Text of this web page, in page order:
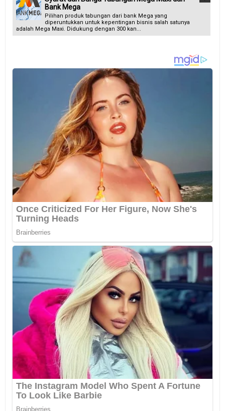
Bank Mega
Pilihan produk tabungan dari bank Mega yang
diperuntukkan untuk kepentingan bisnis salah satunya
adalah Mega Maxi. Didukung dengan 300 kan...